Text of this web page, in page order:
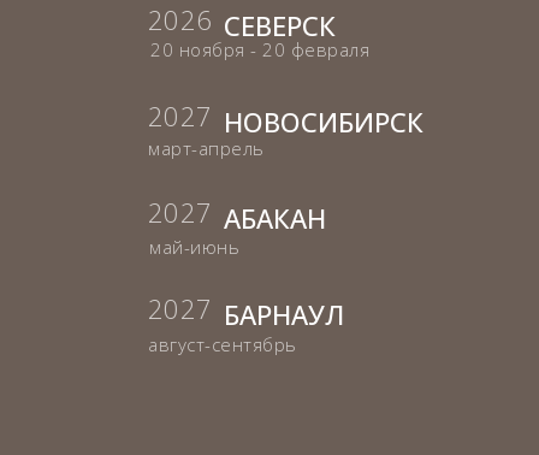
2026
2027
2027
2027
20 ноября - 20 февраля
март-апрель
май-июнь
август-сентябрь
СЕВЕРСК
НОВОСИБИРСК
АБАКАН
БАРНАУЛ